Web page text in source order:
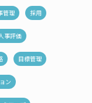
管理 採用
人事評価
目標管理
ン